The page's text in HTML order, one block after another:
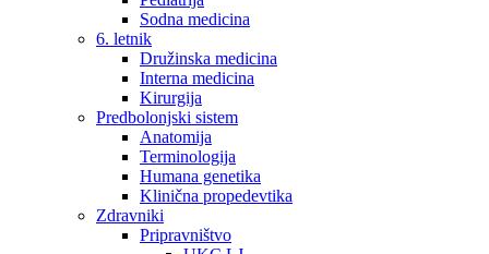
Sodna medicina
6. letnik
Družinska medicina
Interna medicina
Kirurgija
Predbolonjski sistem
Anatomija
Terminologija
Humana genetika
Klinična propedevtika
Zdravniki
Pripravništvo